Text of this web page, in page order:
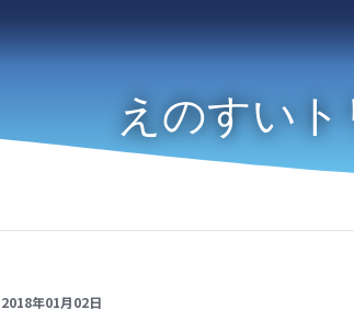
えのすい
2018年01月02日